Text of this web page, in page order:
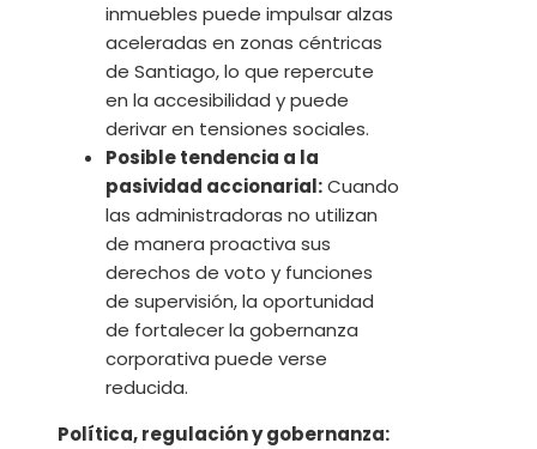
inmuebles puede impulsar alzas
aceleradas en zonas céntricas
de Santiago, lo que repercute
en la accesibilidad y puede
derivar en tensiones sociales.
Posible tendencia a la
pasividad accionarial:Cuando
las administradoras no utilizan
de manera proactiva sus
derechos de voto y funciones
de supervisión, la oportunidad
de fortalecer la gobernanza
corporativa puede verse
reducida.
Política, regulación y gobernanza: